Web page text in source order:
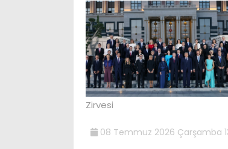
Zirvesi
08 Temmuz 2026 Çarşamba